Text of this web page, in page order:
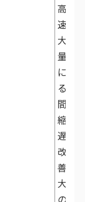
高
速・
大容
量化
によ
る時
間短
縮や
遅延
改
善、
大量